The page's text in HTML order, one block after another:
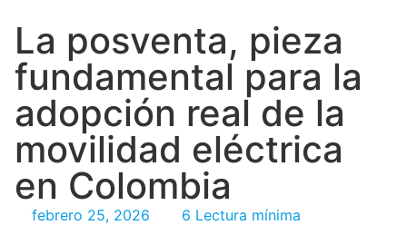
La posventa, pieza
fundamental para la
adopción real de la
movilidad eléctrica
en Colombia
febrero 25, 2026 6 Lectura mínima